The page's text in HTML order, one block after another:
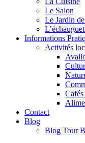
Le Salon
Le Jardin
Informations
Activités
Contact
Blog
Blog Tour